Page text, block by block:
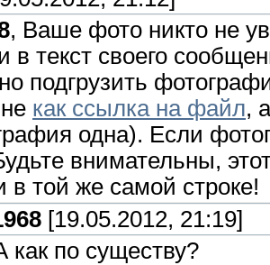
, Ваше фото никто не
в текст своего
подгрузить
как ссылка на файл,
одна). Если
внимательны,
в той же самой строке!
[19.05.2012, 21:19]
как по существу?